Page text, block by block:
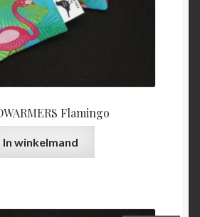
Flamingo
In winkelmand